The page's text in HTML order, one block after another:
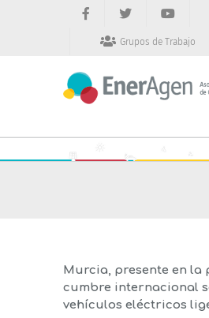
Grupos de Trabajo
Murcia, presente en la
cumbre internacional
vehículos eléctricos